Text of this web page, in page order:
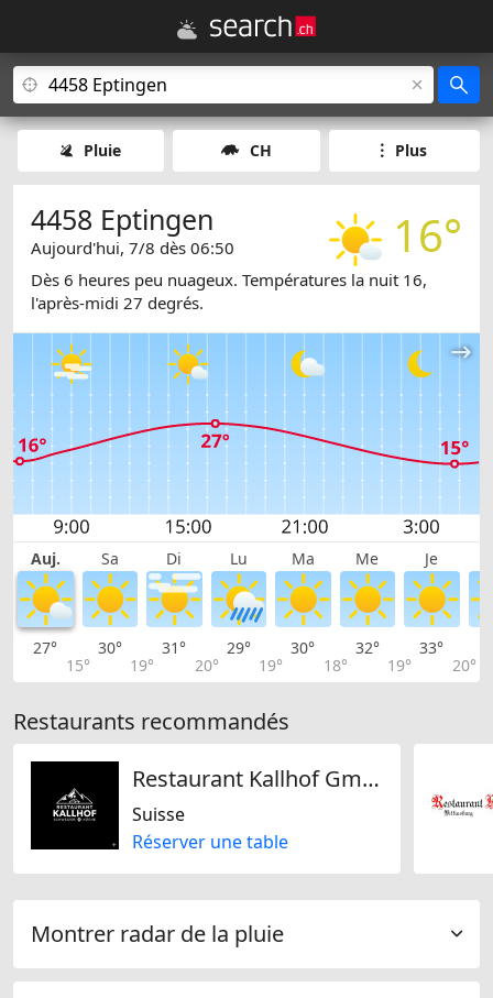
Pluie CH Plus
16°
4458 Eptingen
Aujourd'hui, 7/8 dès 06:50
Dès 6 heures peu nuageux. Températures la nuit 16,
l'après-midi 27 degrés.
Auj. Sa Di Lu Ma Me Je
27°
15°
30°
19°
31°
20°
29°
19°
30°
18°
32°
19°
33°
20°
Restaurants recommandés
Restaurant Kallhof GmbH
Suisse
Réserver une table
Montrer radar de la pluie